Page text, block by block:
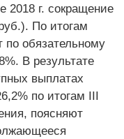
2018 г. сокращение
По итогам
обязательному
В результате
выплатах
по итогам III
поясняют